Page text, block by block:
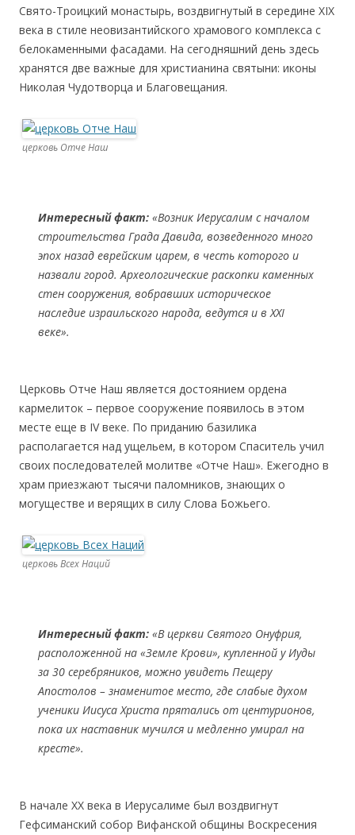
Свято-Троицкий монастырь, воздвигнутый в середине XIX
века в стиле неовизантийского храмового комплекса с
белокаменными фасадами. На сегодняшний день здесь
хранятся две важные для христианина святыни: иконы
Николая Чудотворца и Благовещания.
церковь Отче Наш
Интересный факт: «Возник Иерусалим с началом
строительства Града Давида, возведенного много
эпох назад еврейским царем, в честь которого и
назвали город. Археологические раскопки каменных
стен сооружения, вобравших историческое
наследие израильского народа, ведутся и в XXI
веке».
Церковь Отче Наш является достоянием ордена
кармелиток – первое сооружение появилось в этом
месте еще в IV веке. По приданию базилика
располагается над ущельем, в котором Спаситель учил
своих последователей молитве «Отче Наш». Ежегодно в
храм приезжают тысячи паломников, знающих о
могуществе и верящих в силу Слова Божьего.
церковь Всех Наций
Интересный факт: «В церкви Святого Онуфрия,
расположенной на «Земле Крови», купленной у Иуды
за 30 серебряников, можно увидеть Пещеру
Апостолов – знаменитое место, где слабые духом
ученики Иисуса Христа прятались от центурионов,
пока их наставник мучился и медленно умирал на
кресте».
В начале XX века в Иерусалиме был воздвигнут
Гефсиманский собор Вифанской общины Воскресения